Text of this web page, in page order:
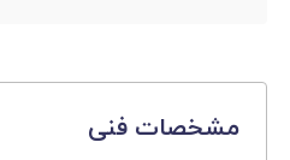
مشخصات فنی